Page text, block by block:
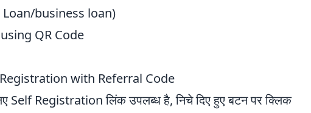
business loan)
QR Code
Registration with Referral Code
Self Registration लिंक उपलब्ध है, निचे दिए हुए बटन पर क्लिक